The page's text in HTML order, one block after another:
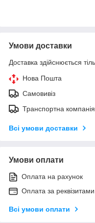
Умови доставки
Доставка здійснюється
Нова Пошта
Самовивіз
Транспортна компанія
Всі умови доставки
Умови оплати
Оплата на рахунок
Оплата за реквізитами
Всі умови оплати